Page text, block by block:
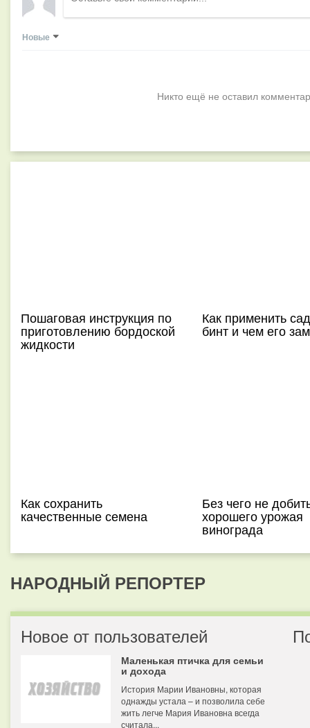
Новые
Никто ещё не оставил
Пошаговая инструкция по
приготовлению бордоской
жидкости
Как применить
бинт и чем его
Как сохранить
качественные семена
Без чего не
хорошего урожая
винограда
НАРОДНЫЙ РЕПОРТЕР
Новое от пользователей
Маленькая птичка для семьи
и дохода
История Марии Ивановны, которая
однажды устала – и позволила себе
жить легче Мария Ивановна всегда
считала...